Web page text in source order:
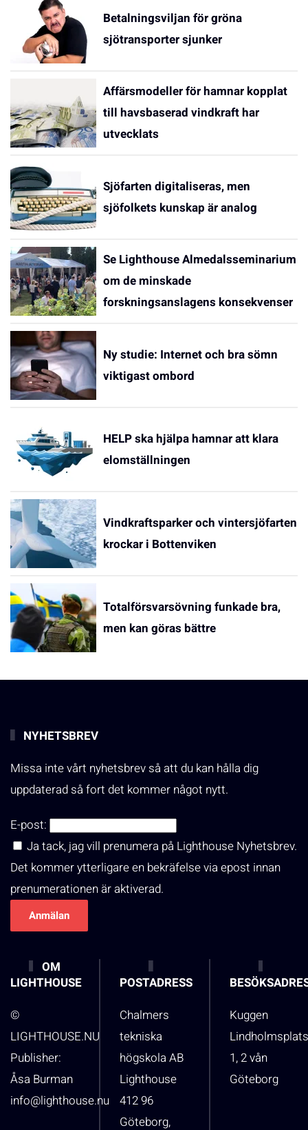
Betalningsviljan för gröna
sjötransporter sjunker
Affärsmodeller för hamnar kopplat
till havsbaserad vindkraft har
utvecklats
Sjöfarten digitaliseras, men
sjöfolkets kunskap är analog
Se Lighthouse Almedalsseminarium
om de minskade
forskningsanslagens konsekvenser
Ny studie: Internet och bra sömn
viktigast ombord
HELP ska hjälpa hamnar att klara
elomställningen
Vindkraftsparker och vintersjöfarten
krockar i Bottenviken
Totalförsvarsövning funkade bra,
men kan göras bättre
NYHETSBREV
Missa inte vårt nyhetsbrev så att du kan hålla dig
uppdaterad så fort det kommer något nytt.
E-post:
Ja tack, jag vill prenumera på Lighthouse Nyhetsbrev.
Det kommer ytterligare en bekräfelse via epost innan
prenumerationen är aktiverad.
OM
LIGHTHOUSE
©
LIGHTHOUSE.NU
Publisher:
Åsa Burman
info@lighthouse.nu
POSTADRESS
Chalmers
tekniska
högskola AB
Lighthouse
412 96
Göteborg,
Kuggen
1, 2 vån
Göteborg